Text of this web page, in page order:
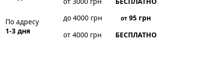
По адресу
1-3 дня
до 4000 грн от95 грн
от 4000 грн
БЕСПЛАТНО